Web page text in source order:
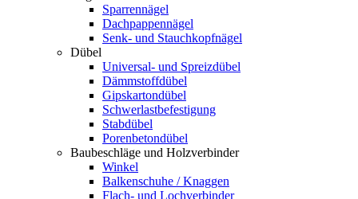
Sparrennägel
Dachpappennägel
Senk- und Stauchkopfnägel
Dübel
Universal- und Spreizdübel
Dämmstoffdübel
Gipskartondübel
Schwerlastbefestigung
Stabdübel
Porenbetondübel
Baubeschläge und Holzverbinder
Winkel
Balkenschuhe / Knaggen
Flach- und Lochverbinder